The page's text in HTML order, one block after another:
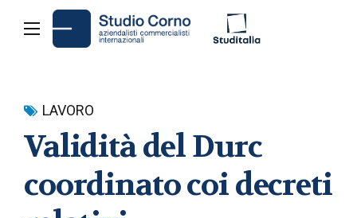
LAVORO
Validità del Durc
coordinato coi decreti